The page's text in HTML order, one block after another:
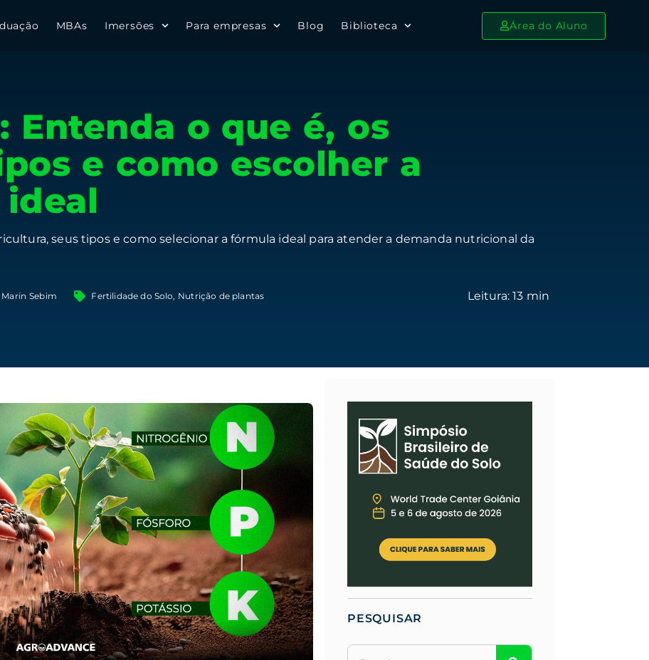
MBAs Imersões Para empresas Blog Biblioteca Área do Aluno
Entenda o que é, os
e como escolher a
seus tipos e como selecionar a fórmula ideal para atender a demanda nutricional da
Sebim Fertilidade do Solo, Nutrição de plantas
PESQUISAR